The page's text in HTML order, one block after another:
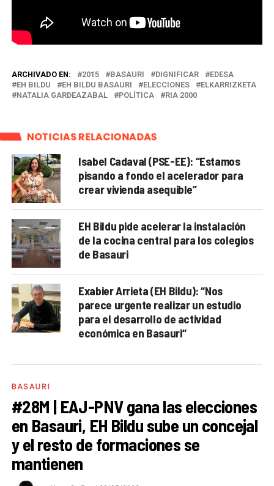
ARCHIVADO EN: 2015 BASAURI DIGNIFICAR
EDESA
EH BILDU
EH BILDU BASAURI ELECCIONES
ELKARRIZKETA
NATALIA GARDEAZABAL
POLÍTICA RIA 2000
NOTICIAS RELACIONADAS
Isabel Cadaval (PSE-EE): “Estamos
pisando a fondo el acelerador para
crear vivienda asequible”
EH Bildu pide acelerar la instalación
de la cocina central para los colegios
de Basauri
Exabier Arrieta (EH Bildu): “Nos
parece urgente realizar un estudio
para el desarrollo de actividad
económica en Basauri“
BASAURI
#28M | EAJ-PNV gana las elecciones
en Basauri, EH Bildu sube un concejal
y el resto de formaciones se
mantienen